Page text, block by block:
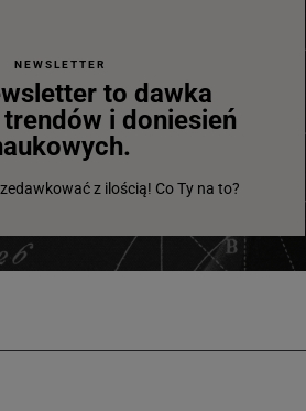
NEWSLETTER
to dawka
i doniesień
z ilością! Co Ty na to?